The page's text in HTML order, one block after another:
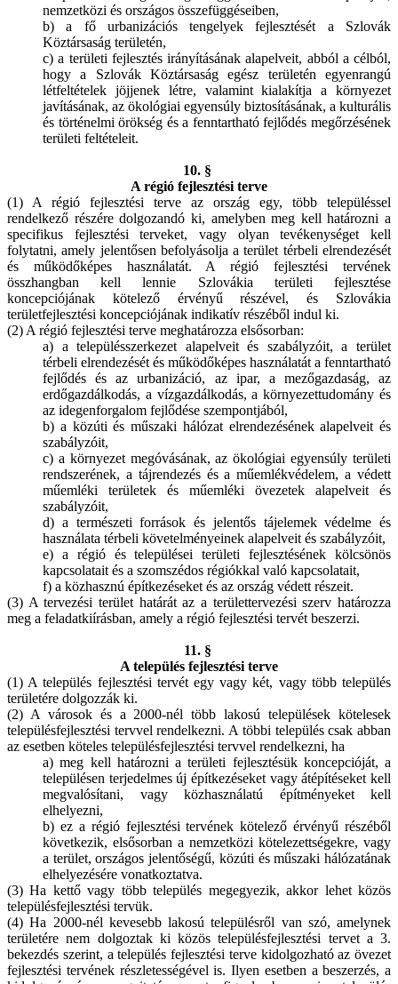
nemzetközi és országos összefüggéseiben,
b) a fő urbanizációs tengelyek fejlesztését a Szlovák
Köztársaság területén,
c) a területi fejlesztés irányításának alapelveit, abból a célból,
hogy a Szlovák Köztársaság egész területén egyenrangú
létfeltételek jöjjenek létre, valamint kialakítja a környezet
javításának, az ökológiai egyensúly biztosításának, a kulturális
és történelmi örökség és a fenntartható fejlődés megőrzésének
területi feltételeit.
10. §
A régió fejlesztési terve
(1) A régió fejlesztési terve az ország egy, több településsel
rendelkező részére dolgozandó ki, amelyben meg kell határozni a
specifikus fejlesztési terveket, vagy olyan tevékenységet kell
folytatni, amely jelentősen befolyásolja a terület térbeli elrendezését
és működőképes használatát. A régió fejlesztési tervének
összhangban kell lennie Szlovákia területi fejlesztése
koncepciójának kötelező érvényű részével, és Szlovákia
területfejlesztési koncepciójának indikatív részéből indul ki.
(2) A régió fejlesztési terve meghatározza elsősorban:
a) a településszerkezet alapelveit és szabályzóit, a terület
térbeli elrendezését és működőképes használatát a fenntartható
fejlődés és az urbanizáció, az ipar, a mezőgazdaság, az
erdőgazdálkodás, a vízgazdálkodás, a környezettudomány és
az idegenforgalom fejlődése szempontjából,
b) a közúti és műszaki hálózat elrendezésének alapelveit és
szabályzóit,
c) a környezet megóvásának, az ökológiai egyensúly területi
rendszerének, a tájrendezés és a műemlékvédelem, a védett
műemléki területek és műemléki övezetek alapelveit és
szabályzóit,
d) a természeti források és jelentős tájelemek védelme és
használata térbeli követelményeinek alapelveit és szabályzóit,
e) a régió és települései területi fejlesztésének kölcsönös
kapcsolatait és a szomszédos régiókkal való kapcsolatait,
f) a közhasznú építkezéseket és az ország védett részeit.
(3) A tervezési terület határát az a területtervezési szerv határozza
meg a feladatkiírásban, amely a régió fejlesztési tervét beszerzi.
11. §
A település fejlesztési terve
(1) A település fejlesztési tervét egy vagy két, vagy több település
területére dolgozzák ki.
(2) A városok és a 2000-nél több lakosú települések kötelesek
településfejlesztési tervvel rendelkezni. A többi település csak abban
az esetben köteles településfejlesztési tervvel rendelkezni, ha
a) meg kell határozni a területi fejlesztésük koncepcióját, a
településen terjedelmes új építkezéseket vagy átépítéseket kell
megvalósítani, vagy közhasználatú építményeket kell
elhelyezni,
b) ez a régió fejlesztési tervének kötelező érvényű részéből
következik, elsősorban a nemzetközi kötelezettségekre, vagy
a terület, országos jelentőségű, közúti és műszaki hálózatának
elhelyezésére vonatkoztatva.
(3) Ha kettő vagy több település megegyezik, akkor lehet közös
településfejlesztési tervük.
(4) Ha 2000-nél kevesebb lakosú településről van szó, amelynek
területére nem dolgoztak ki közös településfejlesztési tervet a 3.
bekezdés szerint, a település fejlesztési terve kidolgozható az övezet
fejlesztési tervének részletességével is. Ilyen esetben a beszerzés, a